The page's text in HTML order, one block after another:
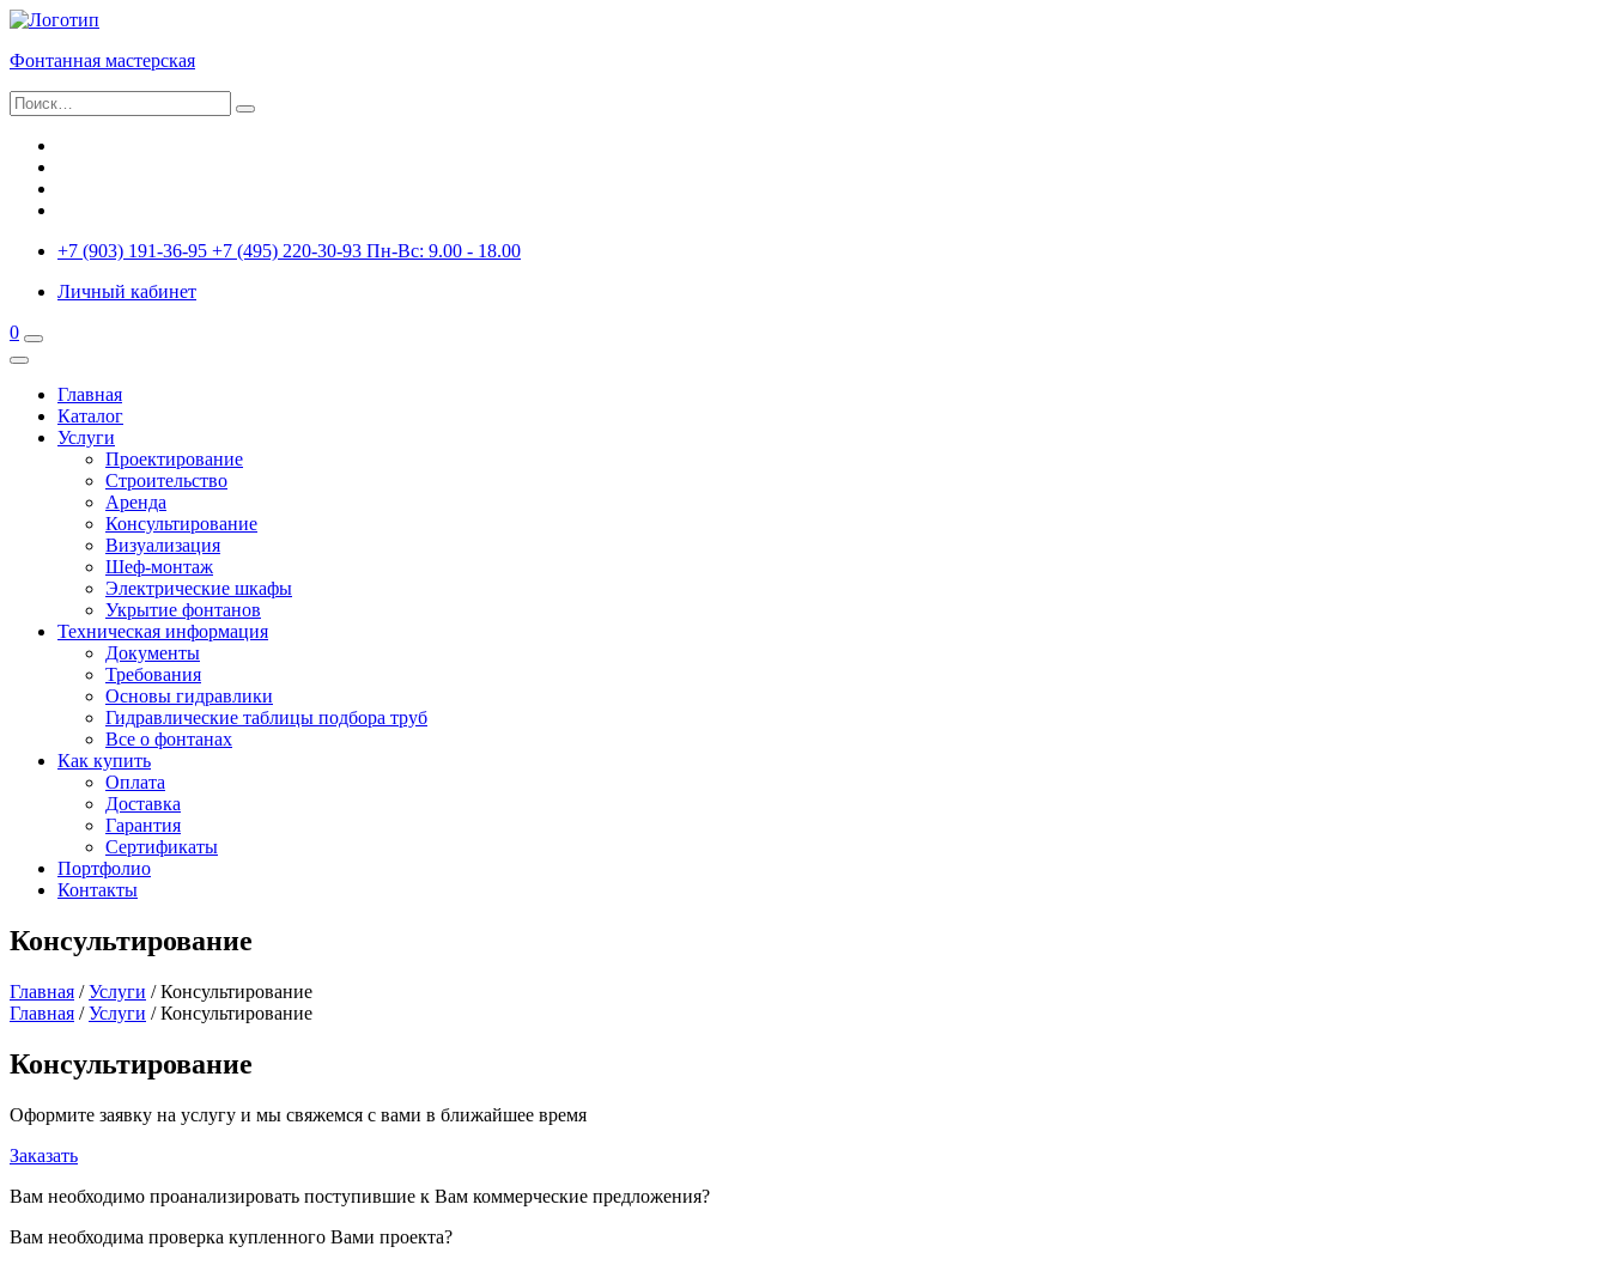
Фонтанная мастерская
+7 (903) 191-36-95 +7 (495) 220-30-93 Пн-Вс: 9.00 - 18.00
Личный кабинет
0
Главная
Каталог
Услуги
Проектирование
Строительство
Аренда
Консультирование
Визуализация
Шеф-монтаж
Электрические шкафы
Укрытие фонтанов
Техническая информация
Документы
Требования
Основы гидравлики
Гидравлические таблицы подбора труб
Все о фонтанах
Как купить
Оплата
Доставка
Гарантия
Сертификаты
Портфолио
Контакты
Консультирование
Главная /Услуги /Консультирование
Главная /Услуги /Консультирование
Консультирование
Оформите заявку на услугу и мы свяжемся с вами в ближайшее время
Заказать
Вам необходимо проанализировать поступившие к Вам коммерческие предложения?
Вам необходима проверка купленного Вами проекта?